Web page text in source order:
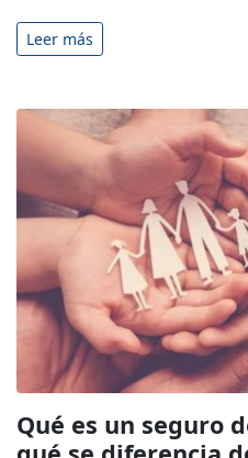
Leer más
Qué es un seguro